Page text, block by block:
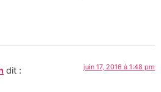
dit : juin 17, 2016 à 1:48 pm